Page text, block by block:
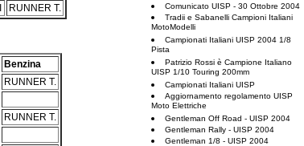
RUNNER T.
Benzina
RUNNER T.
RUNNER T.
Comunicato UISP - 30 Ottobre 2004
Tradii e Sabanelli Campioni Italiani
MotoModelli
Campionati Italiani UISP 2004 1/8
Pista
Patrizio Rossi è Campione Italiano
UISP 1/10 Touring 200mm
Campionati Italiani UISP
Aggiornamento regolamento UISP
Moto Elettriche
Gentleman Off Road - UISP 2004
Gentleman Rally - UISP 2004
Gentleman 1/8 - UISP 2004